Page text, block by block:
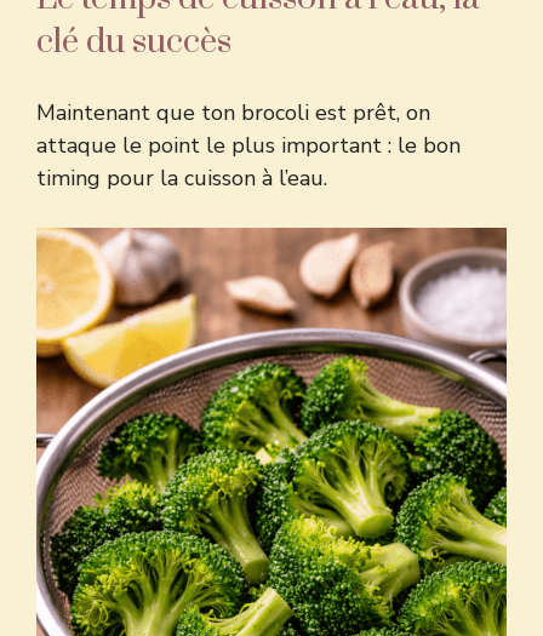
clé du succès
Maintenant que ton brocoli est prêt, on
attaque le point le plus important : le bon
timing pour la cuisson à l’eau.